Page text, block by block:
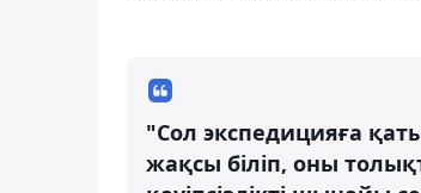
"Сол экспедицияға
жақсы біліп, оны